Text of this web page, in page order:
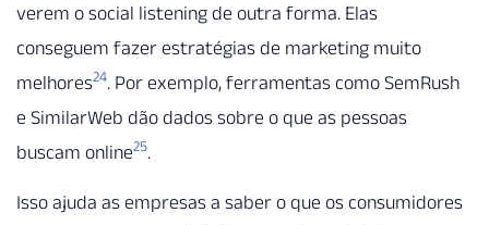
verem o social listening de outra forma. Elas
conseguem fazer estratégias de marketing muito
melhores24. Por exemplo, ferramentas como SemRush
e SimilarWeb dão dados sobre o que as pessoas
buscam online25.
Isso ajuda as empresas a saber o que os consumidores